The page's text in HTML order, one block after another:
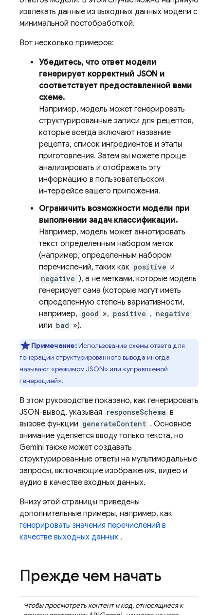
извлекать данные из выходных данных модели с
минимальной постобработкой.
Вот несколько примеров:
Убедитесь, что ответ модели
генерирует корректный JSON и
соответствует предоставленной вами
схеме.
Например, модель может генерировать
структурированные записи для рецептов,
которые всегда включают название
рецепта, список ингредиентов и этапы
приготовления. Затем вы можете проще
анализировать и отображать эту
информацию в пользовательском
интерфейсе вашего приложения.
Ограничить возможности модели при
выполнении задач классификации.
Например, модель может аннотировать
текст определенным набором меток
(например, определенным набором
перечислений, таких как positive и
negative ), а не метками, которые модель
генерирует сама (которые могут иметь
определенную степень вариативности,
например, good », positive , negative
или bad »).
Примечание:Использование схемы ответа для
генерации структурированного вывода иногда
называют «режимом JSON» или «управляемой
генерацией».
В этом руководстве показано, как генерировать
JSON-вывод, указывая responseSchema в
вызове функции generateContent . Основное
внимание уделяется вводу только текста, но
Gemini также может создавать
структурированные ответы на мультимодальные
запросы, включающие изображения, видео и
аудио в качестве входных данных.
Внизу этой страницы приведены
дополнительные примеры, например, как
генерировать значения перечислений в
качестве выходных данных .
Прежде чем начать
Чтобы просмотреть контент и код, относящиеся к